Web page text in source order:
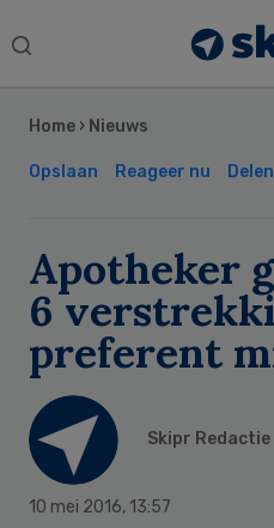
Search
Home › Nieuws
Opslaan Reageer nu Delen
Apotheker
6
preferent
Skipr Redactie
10 mei 2016, 13:57
Sidebar